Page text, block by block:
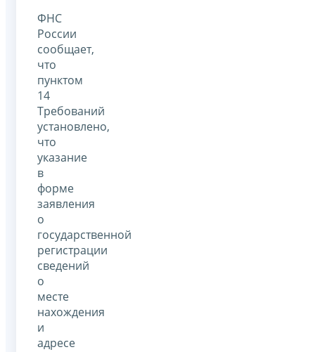
ФНС
России
сообщает,
что
пунктом
14
Требований
установлено,
что
указание
в
форме
заявления
о
государственной
регистрации
сведений
о
месте
нахождения
и
адресе